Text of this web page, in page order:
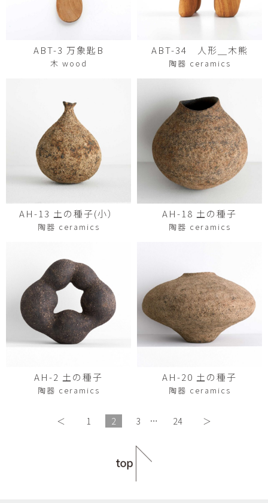
ABT-3 万象匙B
木 wood
ABT-34 ⼈形＿⽊熊
陶器 ceramics
AH-13 土の種子(小）
陶器 ceramics
AH-18 土の種子
陶器 ceramics
AH-2 土の種子
陶器 ceramics
AH-20 土の種子
陶器 ceramics
＜ 1 2 3 … 24 ＞